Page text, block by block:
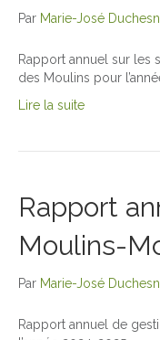
Par Marie-José
Rapport annuel sur les
des Moulins pour
Lire la suite
Rapport
Moulins-
Par Marie-José
Rapport annuel de